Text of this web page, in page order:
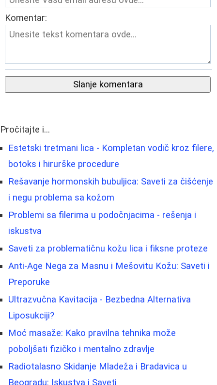
Komentar:
Slanje komentara
Pročitajte i...
Estetski tretmani lica - Kompletan vodič kroz filere,
botoks i hirurške procedure
Rešavanje hormonskih bubuljica: Saveti za čišćenje
i negu problema sa kožom
Problemi sa filerima u podočnjacima - rešenja i
iskustva
Saveti za problematičnu kožu lica i fiksne proteze
Anti-Age Nega za Masnu i Mešovitu Kožu: Saveti i
Preporuke
Ultrazvučna Kavitacija - Bezbedna Alternativa
Liposukciji?
Moć masaže: Kako pravilna tehnika može
poboljšati fizičko i mentalno zdravlje
Radiotalasno Skidanje Mladeža i Bradavica u
Beogradu: Iskustva i Saveti